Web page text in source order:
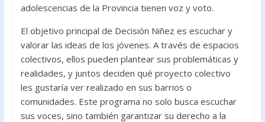
adolescencias de la Provincia tienen voz y voto.
El objetivo principal de Decisión Niñez es escuchar y
valorar las ideas de los jóvenes. A través de espacios
colectivos, ellos pueden plantear sus problemáticas y
realidades, y juntos deciden qué proyecto colectivo
les gustaría ver realizado en sus barrios o
comunidades. Este programa no solo busca escuchar
sus voces, sino también garantizar su derecho a la